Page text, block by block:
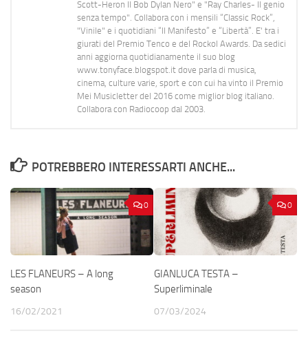
Scott-Heron Il Bob Dylan Nero" e "Ray Charles- Il genio
senza tempo". Collabora con i mensili “Classic Rock”,
"Vinile" e i quotidiani “Il Manifesto” e “Libertà”. E' tra i
giurati del Premio Tenco e del Rockol Awards. Da sedici
anni aggiorna quotidianamente il suo blog
www.tonyface.blogspot.it dove parla di musica,
cinema, culture varie, sport e con cui ha vinto il Premio
Mei Musicletter del 2016 come miglior blog italiano.
Collabora con Radiocoop dal 2003.
POTREBBERO INTERESSARTI ANCHE...
0
LES FLANEURS – A long
season
16/02/2021
0
GIANLUCA TESTA –
Superliminale
07/03/2024